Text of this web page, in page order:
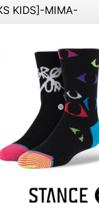
KIDS]-MIMA-